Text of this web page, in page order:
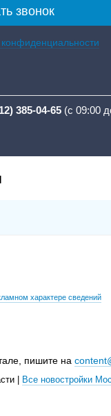
385-04-65 (с 09:00
характере сведений
пишите на
| Все новостройки